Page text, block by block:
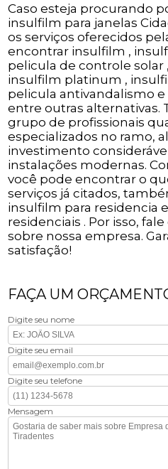
Caso esteja procurando
insulfilm para janelas
os serviços oferecidos
encontrar insulfilm ,
pelicula de controle solar
insulfilm platinum ,
pelicula antivandalismo
entre outras alternativas.
grupo de profissionais
especializados no ramo,
investimento
instalações modernas.
você pode encontrar o
serviços já citados,
insulfilm para residencia
residenciais . Por isso,
sobre nossa empresa.
satisfação!
FAÇA UM
Digite seu nome
Digite seu email
Digite seu telefone
Mensagem